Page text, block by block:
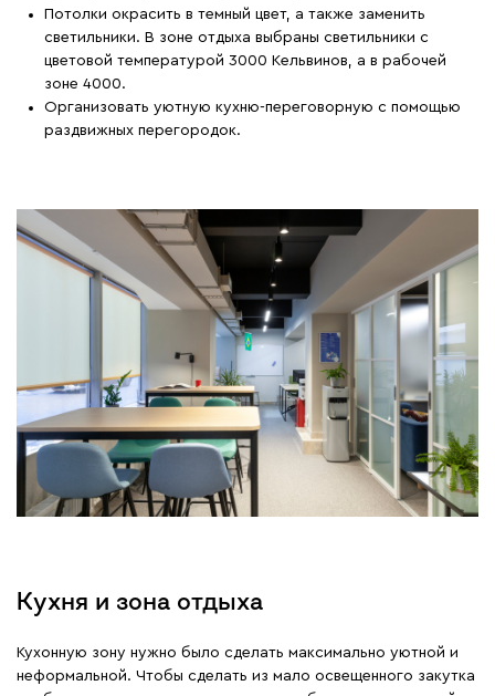
Потолки окрасить в темный цвет, а также заменить
светильники. В зоне отдыха выбраны светильники с
цветовой температурой 3000 Кельвинов, а в рабочей
зоне 4000.
Организовать уютную кухню-переговорную с помощью
раздвижных перегородок.
Кухня и зона отдыха
Кухонную зону нужно было сделать максимально уютной и
неформальной. Чтобы сделать из мало освещенного закутка